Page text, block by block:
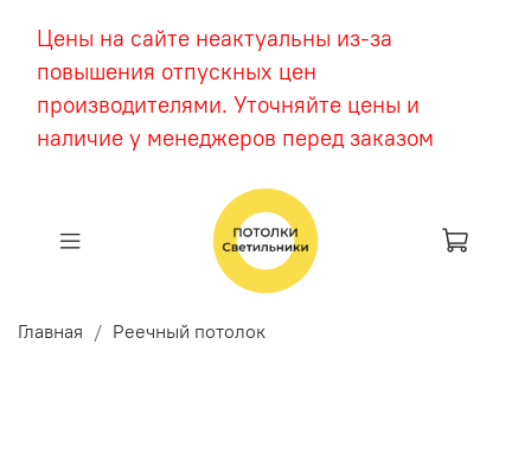
Цены на сайте неактуальны из-за
повышения отпускных цен
производителями. Уточняйте цены и
наличие у менеджеров перед заказом
Главная Реечный потолок